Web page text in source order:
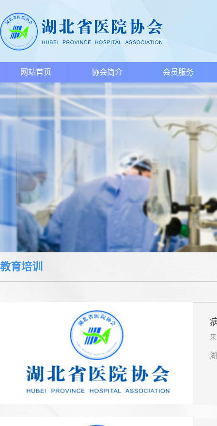
网站首页 协会简介 会员服务
教育培训